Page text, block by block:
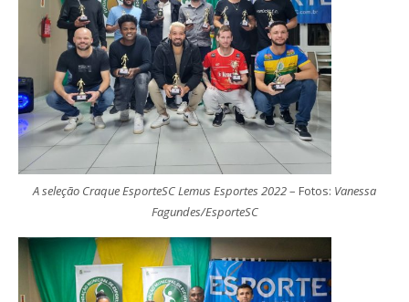
A seleção Craque EsporteSC Lemus Esportes 2022– Fotos: Vanessa
Fagundes/EsporteSC